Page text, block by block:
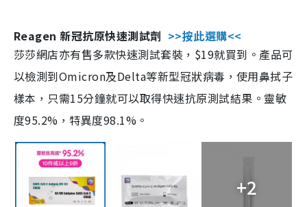
Reagen 新冠抗原快速測試劑 >>按此選購<<
莎莎網店亦有售多款快速測試套裝，$19就買到。產品可
以檢測到Omicron及Delta等新型冠狀病毒，使用鼻拭子
樣本，只需15分鐘就可以取得快速抗原測試結果。靈敏
度95.2%，特異度98.1%。
+2